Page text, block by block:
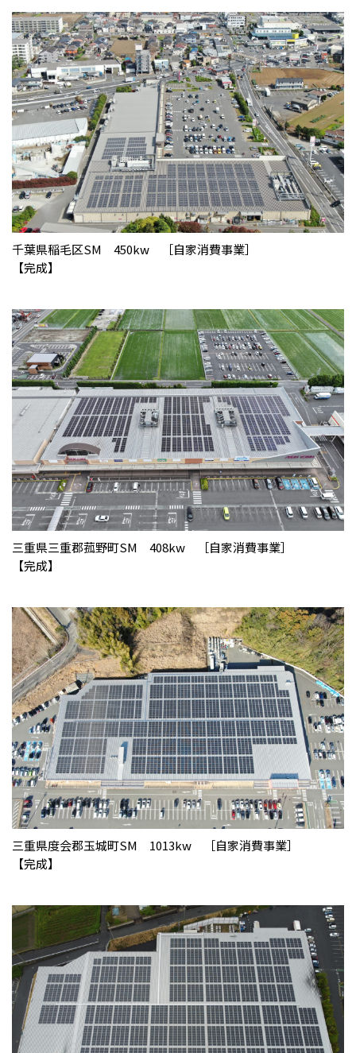
千葉県稲毛区SM 450kw ［自家消費事業］
【完成】
三重県三重郡菰野町SM 408kw ［自家消費事業］
【完成】
三重県度会郡玉城町SM 1013kw ［自家消費事業］
【完成】